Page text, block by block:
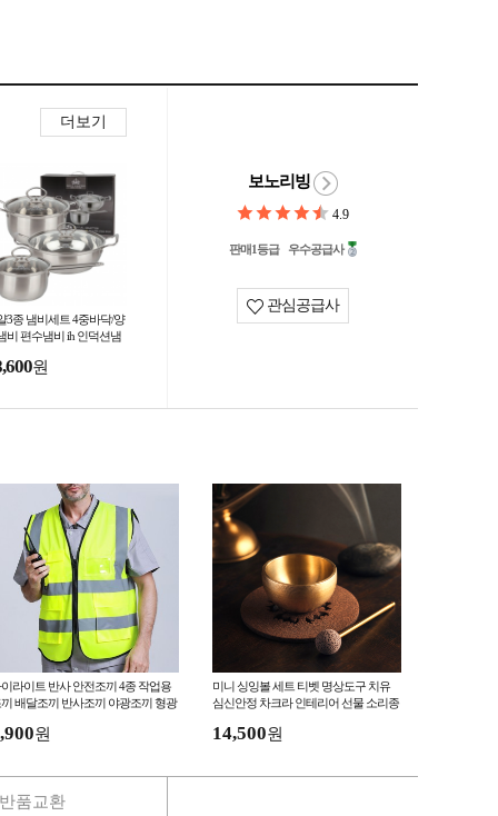
더보기
3종 냄비세트 4중바닥/양
비 편수냄비 ih 인덕션냄
라면냄비 냄비
원
보노리빙
4.9
판매1등급 우수공급사
관심공급사
라이트 반사 안전조끼 4종 작업용
배달조끼 반사조끼 야광조끼 형광
원
미니 싱잉볼 세트 티벳 명상도구 치유
심신안정 차크라 인테리어 선물 소리종
14,500원
반품교환